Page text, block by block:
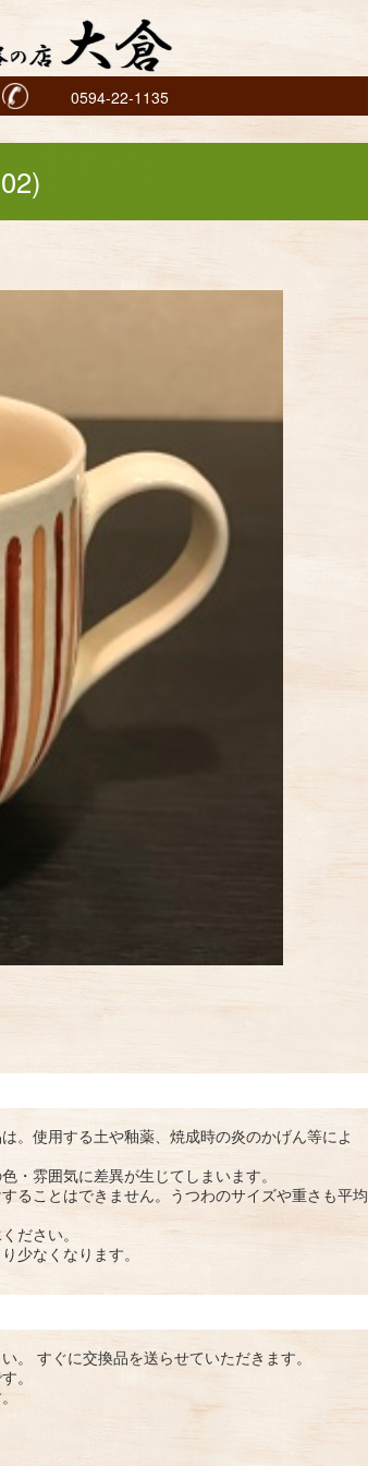
0594-22-1135
。使用する土や釉薬、焼成時の炎のかげん等によ
・雰囲気に差異が生じてしまいます。
ることはできません。うつわのサイズや重さも平均
ださい。
少なくなります。
すぐに交換品を送らせていただきます。
。